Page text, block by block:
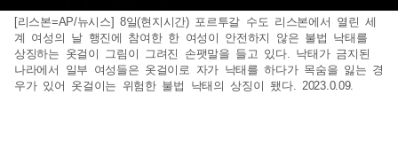
[리스본=AP/뉴시스] 8일(현지시간) 포르투갈 수도 리스본에서 열린 세
계 여성의 날 행진에 참여한 한 여성이 안전하지 않은 불법 낙태를
상징하는 옷걸이 그림이 그려진 손팻말을 들고 있다. 낙태가 금지된
나라에서 일부 여성들은 옷걸이로 자가 낙태를 하다가 목숨을 잃는 경
우가 있어 옷걸이는 위험한 불법 낙태의 상징이 됐다. 2023.0.09.